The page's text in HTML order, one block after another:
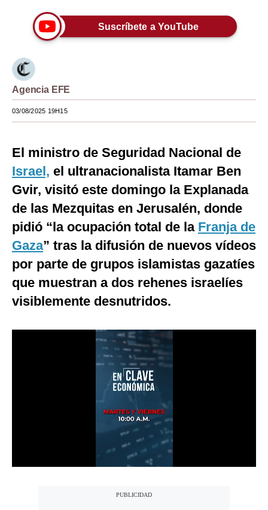
Estilos
Mundo
EEUU
México
España
Tecnología
Mix
G de Gestión
Notas Contratadas
Podcast
Gestión TV
Condiciones
Suscríbete a YouTube
Agencia EFE
03/08/2025 19H15
El ministro de Seguridad Nacional de
Israel, el ultranacionalista Itamar Ben
Gvir, visitó este domingo la Explanada
de las Mezquitas en Jerusalén, donde
pidió “la ocupación total de la Franja de
Gaza” tras la difusión de nuevos vídeos
por parte de grupos islamistas gazatíes
que muestran a dos rehenes israelíes
visiblemente desnutridos.